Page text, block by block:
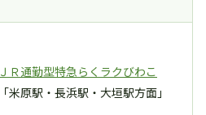
ＪＲ通勤型特急らくラクびわこ
「米原駅・長浜駅・大垣駅方面」